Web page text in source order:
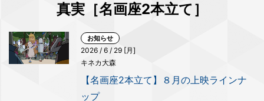
真実［名画座2本立て］
お知らせ
2026 / 6 / 29 [月]
キネカ大森
【名画座2本立て】８月の上映ラインナ
ップ